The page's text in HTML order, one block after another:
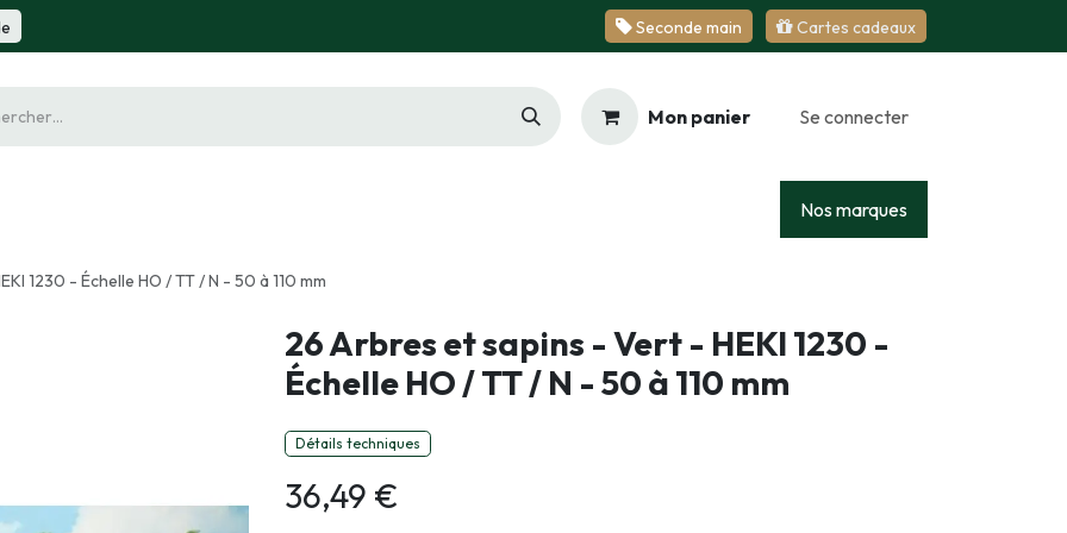
Se​​​​conde ​​​​m​​a​​in Cartes cadeaux
Mon panier Se connecter
Nos marques
1230 - Échelle HO / TT / N - 50 à 110 mm
26 Arbres et sapins - Vert - HEKI 1230 -
Échelle HO / TT / N - 50 à 110 mm
Détails techniques
36,49 €